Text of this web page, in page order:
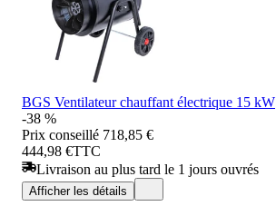
BGS Ventilateur chauffant électrique 15 kW
-38 %
Prix conseillé 718,85 €
444,98 €TTC
Livraison au plus tard le 1 jours ouvrés
Afficher les détails